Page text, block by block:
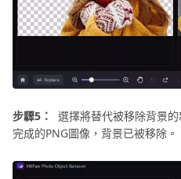
步驟5：
選擇將替代被移除背景
完成的PNG圖像，背景已被移除。